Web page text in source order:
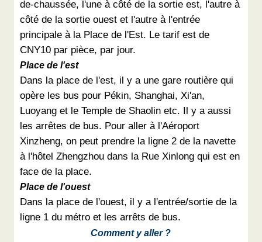
de-chaussée, l'une à côté de la sortie est, l'autre à
côté de la sortie ouest et l'autre à l'entrée
principale à la Place de l'Est. Le tarif est de
CNY10 par pièce, par jour.
Place de l'est
Dans la place de l'est, il y a une gare routière qui
opère les bus pour Pékin, Shanghai, Xi'an,
Luoyang et le Temple de Shaolin etc. Il y a aussi
les arrêtes de bus. Pour aller à l'Aéroport
Xinzheng, on peut prendre la ligne 2 de la navette
à l'hôtel Zhengzhou dans la Rue Xinlong qui est en
face de la place.
Place de l'ouest
Dans la place de l'ouest, il y a l'entrée/sortie de la
ligne 1 du métro et les arrêts de bus.
Comment y aller ?